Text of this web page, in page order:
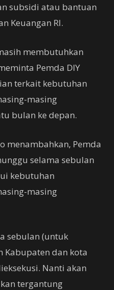
subsidi atau bantuan
Keuangan RI.
membutuhkan
Pemda DIY
terkait kebutuhan
masing
bulan ke depan.
menambahkan, Pemda
selama sebulan
kebutuhan
masing
sebulan (untuk
Kabupaten dan kota
Nanti akan
tergantung